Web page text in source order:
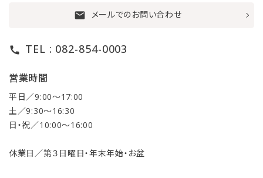
mail メールでのお問い合わせ
call TEL : 082-854-0003
営業時間
平日／9:00〜17:00
土／9:30〜16:30
日・祝／10:00〜16:00
休業日／第３日曜日・年末年始・お盆